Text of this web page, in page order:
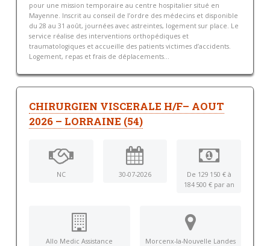
pour une mission temporaire au centre hospitalier situé en
Mayenne. Inscrit au conseil de l’ordre des médecins et disponible
du 28 au 31 août, journées avec astreintes, logement sur place. Le
service réalise des interventions orthopédiques et
traumatologiques et accueille des patients victimes d’accidents.
Logement, repas et frais de déplacements...
CHIRURGIEN VISCERALE H/F– AOUT
2026 – LORRAINE (54)
NC 30-07-2026
De 129 150 € à
184 500 € par an
Allo Medic Assistance
Morcenx-la-Nouvelle Landes